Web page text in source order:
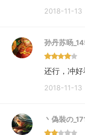
2018-11-13
孙丹苏旸
还行，冲
2018-11-13
丶偽裝の